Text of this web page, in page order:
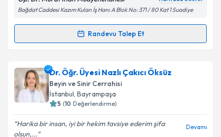
Kişisel verilerimin işlenmesine ilişkin
Metni'ni okudum ve kişisel verilerimin belirtilen
Takvim Talebini Gönder
Bağdat Caddesi Kazım Kulan İş Hanı A Blok No: 371 / 80 Kat 1 Suadiye
Randevu Talep Et
Randevu Takvimi Talebi
Op. Dr. Murat İnaniçin randevu takvimi talebi
oluşturun. Size bu uzmandan randevu almanız için bir
takvim hazırlandığında e-posta ile bilgilendireceğiz.
Dr. Öğr. Üyesi Nazlı Çakıcı Öksüz
Beyin ve Sinir Cerrahisi
İstanbul, Bayrampaşa
5 (10 Değerlendirme)
Harika bir insan, iyi bir hekim tavsiye ederim şifa
olsun,...
Devamı